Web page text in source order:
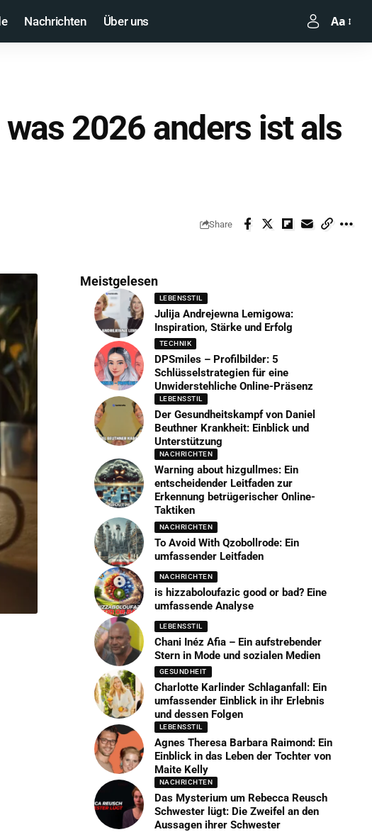
Nachrichten Über uns Aa
2026 anders ist als
Share
Meistgelesen
LEBENSSTIL
Julija Andrejewna Lemigowa:
Inspiration, Stärke und Erfolg
TECHNIK
DPSmiles – Profilbilder: 5
Schlüsselstrategien für eine
Unwiderstehliche Online-Präsenz
LEBENSSTIL
Der Gesundheitskampf von Daniel
Beuthner Krankheit: Einblick und
Unterstützung
NACHRICHTEN
Warning about hizgullmes: Ein
entscheidender Leitfaden zur
Erkennung betrügerischer Online-
Taktiken
NACHRICHTEN
To Avoid With Qzobollrode: Ein
umfassender Leitfaden
NACHRICHTEN
is hizzaboloufazic good or bad? Eine
umfassende Analyse
LEBENSSTIL
Chani Inéz Afia – Ein aufstrebender
Stern in Mode und sozialen Medien
GESUNDHEIT
Charlotte Karlinder Schlaganfall: Ein
umfassender Einblick in ihr Erlebnis
und dessen Folgen
LEBENSSTIL
Agnes Theresa Barbara Raimond: Ein
Einblick in das Leben der Tochter von
Maite Kelly
NACHRICHTEN
Das Mysterium um Rebecca Reusch
Schwester lügt: Die Zweifel an den
Aussagen ihrer Schwester